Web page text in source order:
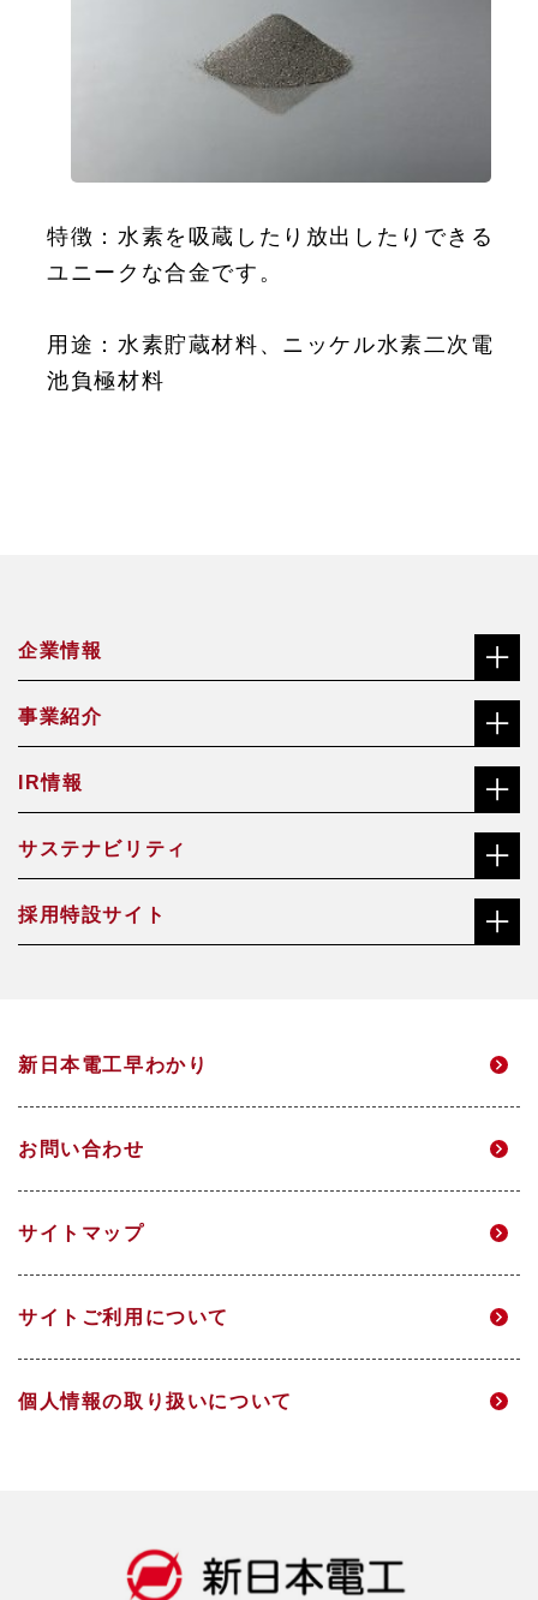
特徴：水素を吸蔵したり放出したりできる
ユニークな合金です。
用途：水素貯蔵材料、ニッケル水素二次電
池負極材料
企業情報
社長メッセージ（ごあいさつ）
沿革
事業紹介
合金鉄事業
焼却灰資源化事業
研究開発
IR情報
株主・投資家の皆さまへ
IRカレンダー
サステナビリティ
社長メッセージ（ごあいさつ）
環境
DX
人的資本経営
社会
データ一覧
採用特設サイト
高校生・技能職サイト
新日本電工早わかり
お問い合わせ
サイトマップ
サイトご利用について
個人情報の取り扱いについて